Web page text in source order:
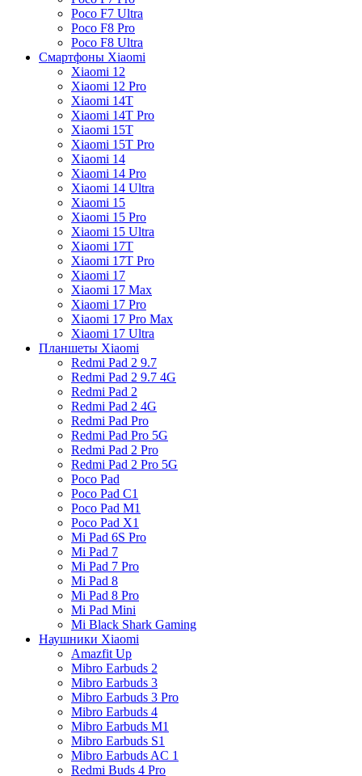
Poco F7 Ultra
Poco F8 Pro
Poco F8 Ultra
Смартфоны Xiaomi
Xiaomi 12
Xiaomi 12 Pro
Xiaomi 14T
Xiaomi 14T Pro
Xiaomi 15T
Xiaomi 15T Pro
Xiaomi 14
Xiaomi 14 Pro
Xiaomi 14 Ultra
Xiaomi 15
Xiaomi 15 Pro
Xiaomi 15 Ultra
Xiaomi 17T
Xiaomi 17T Pro
Xiaomi 17
Xiaomi 17 Max
Xiaomi 17 Pro
Xiaomi 17 Pro Max
Xiaomi 17 Ultra
Планшеты Xiaomi
Redmi Pad 2 9.7
Redmi Pad 2 9.7 4G
Redmi Pad 2
Redmi Pad 2 4G
Redmi Pad Pro
Redmi Pad Pro 5G
Redmi Pad 2 Pro
Redmi Pad 2 Pro 5G
Poco Pad
Poco Pad C1
Poco Pad M1
Poco Pad X1
Mi Pad 6S Pro
Mi Pad 7
Mi Pad 7 Pro
Mi Pad 8
Mi Pad 8 Pro
Mi Pad Mini
Mi Black Shark Gaming
Наушники Xiaomi
Amazfit Up
Mibro Earbuds 2
Mibro Earbuds 3
Mibro Earbuds 3 Pro
Mibro Earbuds 4
Mibro Earbuds M1
Mibro Earbuds S1
Mibro Earbuds AC 1
Redmi Buds 4 Pro